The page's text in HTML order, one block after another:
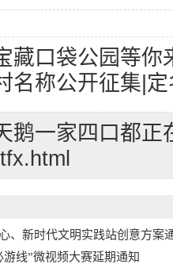
藏口袋公园等你
名称公开征集|
鹅一家四口都正
、新时代文明实践站创意方案
线”微视频大赛延期通知